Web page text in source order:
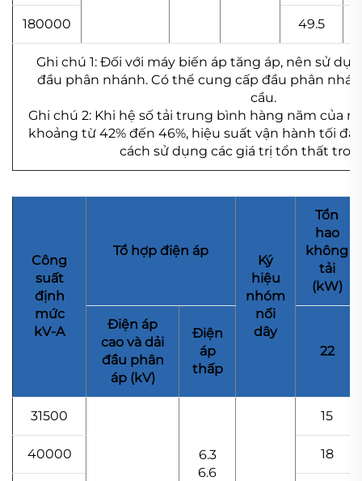
180000 49.5
Ghi chú 1: Đối với máy biến áp tăng áp, nên sử
đầu phân nhánh. Có thể cung cấp đầu phân
cầu.
Ghi chú 2: Khi hệ số tải trung bình hàng năm của
khoảng từ 42% đến 46%, hiệu suất vận hành tối
cách sử dụng các giá trị tổn thất
Công
suất
định
mức
kV-A
Tổ hợp điện áp
Ký
hiệu
nhóm
nối
dây
Tổn
hao
không
tải
(kW)
Điện áp
cao và dải
đầu phân
áp (kV)
Điện
áp
thấp
22
31500
6.3
6.6
15
40000 18